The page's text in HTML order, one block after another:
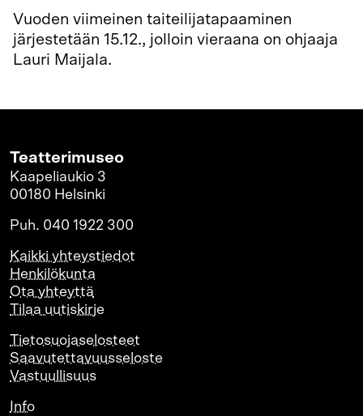
Vuoden viimeinen taiteilijatapaaminen
järjestetään 15.12., jolloin vieraana on ohjaaja
Lauri Maijala.
Teatterimuseo
Kaapeliaukio 3
00180 Helsinki
Puh. 040 1922 300
Kaikki yhteystiedot
Henkilökunta
Ota yhteyttä
Tilaa uutiskirje
Tietosuojaselosteet
Saavutettavuusseloste
Vastuullisuus
Info